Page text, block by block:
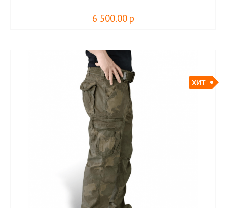
6 500.00 р
ХИТ